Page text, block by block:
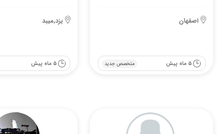
اصفهان
متخصص جدید 5 ماه پیش
یزد,میبد
5 ماه پیش